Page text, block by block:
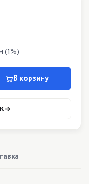
(1%)
В корзину